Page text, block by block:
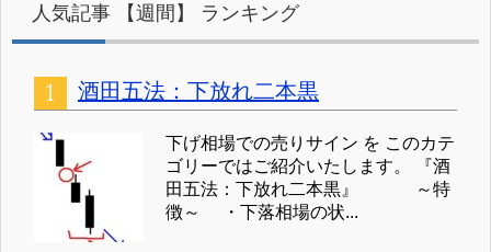
人気記事 【週間】 ランキング
酒田五法：下放れ二本黒
下げ相場での売りサイン を このカテ
ゴリーではご紹介いたします。 『酒
田五法：下放れ二本黒』 ～特
徴～ ・下落相場の状...